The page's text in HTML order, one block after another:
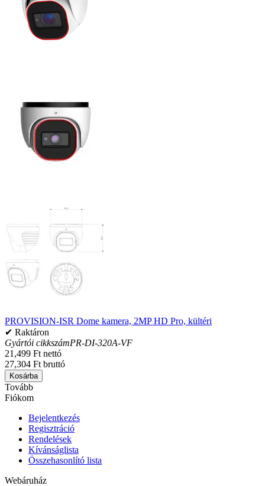
PROVISION-ISR Dome kamera, 2MP HD Pro, kültéri
✔ Raktáron
Gyártói cikkszámPR-DI-320A-VF
21,499 Ft nettó
27,304 Ft bruttó
Kosárba
Tovább
Fiókom
Bejelentkezés
Regisztráció
Rendelések
Kívánságlista
Összehasonlító lista
Webáruház